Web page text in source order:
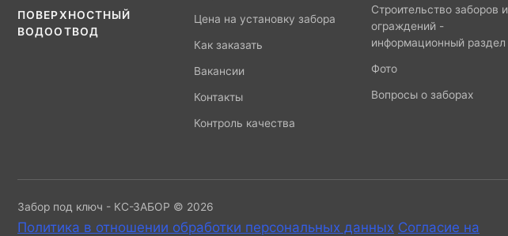
ПОВЕРХНОСТНЫЙ
ВОДООТВОД
Цена на установку забора
Как заказать
Вакансии
Контакты
Контроль качества
Строительство заборов и
ограждений -
информационный раздел
Фото
Вопросы о заборах
Забор под ключ - КС-ЗАБОР © 2026
Политика в отношении обработки персональных данных Согласие на